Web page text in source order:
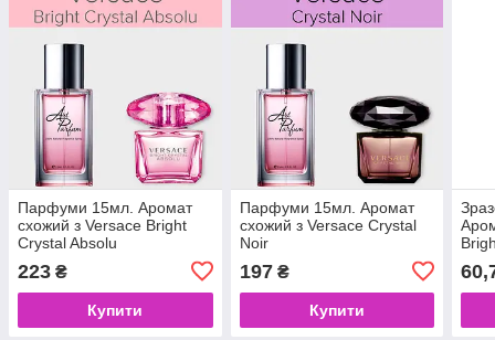
Парфуми 15мл. Аромат
схожий з Versace Bright
Crystal Absolu
223 ₴
Купити
Парфуми 15мл. Аромат
схожий з Versace Crystal
Noir
197₴
Купити